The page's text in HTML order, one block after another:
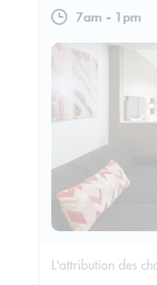
7am - 1pm
L'attribution des